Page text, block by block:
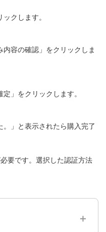
クします。
容の確認」をクリックしま
」をクリックします。
。」と表示されたら購入完了
要です。選択した認証方法